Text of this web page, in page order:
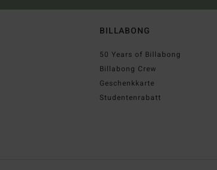
BILLABONG
50 Years of Billabong
Billabong Crew
Geschenkkarte
Studentenrabatt